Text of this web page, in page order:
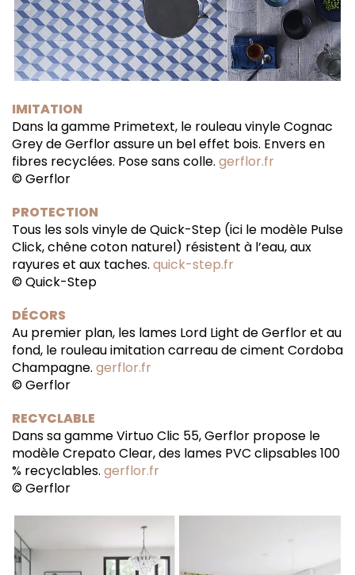
IMITATION
Dans la gamme Primetext, le rouleau vinyle Cognac
Grey de Gerflor assure un bel effet bois. Envers en
fibres recyclées. Pose sans colle. gerflor.fr
© Gerflor
PROTECTION
Tous les sols vinyle de Quick-Step (ici le modèle Pulse
Click, chêne coton naturel) résistent à l’eau, aux
rayures et aux taches. quick-step.fr
© Quick-Step
DÉCORS
Au premier plan, les lames Lord Light de Gerflor et au
fond, le rouleau imitation carreau de ciment Cordoba
Champagne. gerflor.fr
© Gerflor
RECYCLABLE
Dans sa gamme Virtuo Clic 55, Gerflor propose le
modèle Crepato Clear, des lames PVC clipsables 100
% recyclables. gerflor.fr
© Gerflor